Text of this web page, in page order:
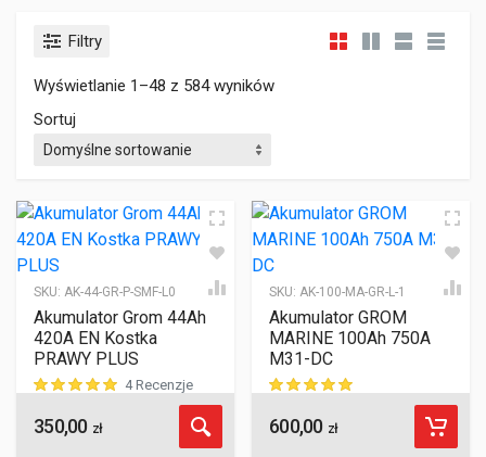
Filtry
Wyświetlanie 1–48 z 584 wyników
Sortuj
SKU: AK-44-GR-P-SMF-L0
Akumulator Grom 44Ah
420A EN Kostka
PRAWY PLUS
ocen klientów
4 Recenzje
350,00 zł
SKU: AK-100-MA-GR-L-1
Akumulator GROM
MARINE 100Ah 750A
M31-DC
ocen klientów
600,00 zł